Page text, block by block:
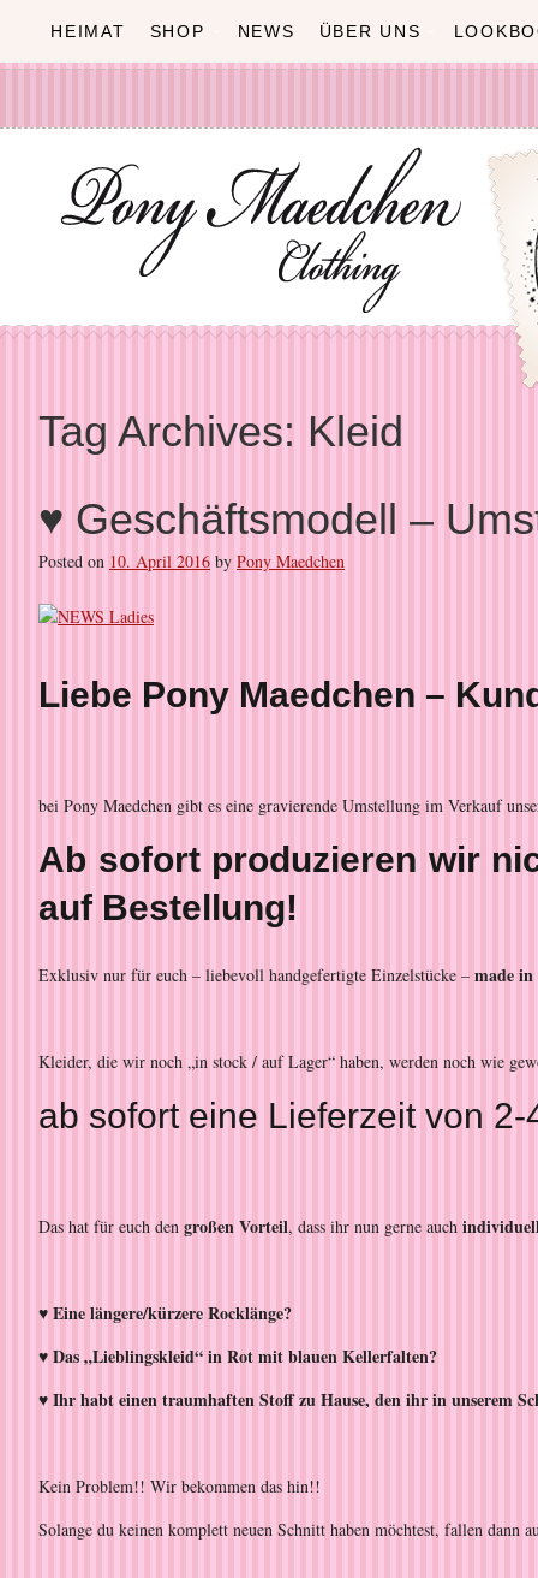
HEIMAT SHOP NEWS ÜBER UNS
Tag Archives: Kleid
♥ Geschäftsmodell –
Posted on 10. April 2016 by Pony Maedchen
Liebe Pony Maedchen –
bei Pony Maedchen gibt es eine gravierende Umstellung im Verkauf
Ab sofort produzieren wir
auf Bestellung!
Exklusiv nur für euch – liebevoll handgefertigte Einzelstücke – made
Kleider, die wir noch „in stock / auf Lager“ haben, werden noch wie
ab sofort eine Lieferzeit von
Das hat für euch den großen Vorteil, dass ihr nun gerne auch
♥ Eine längere/kürzere Rocklänge?
♥ Das „Lieblingskleid“ in Rot mit blauen Kellerfalten?
♥ Ihr habt einen traumhaften Stoff zu Hause, den ihr in unserem
Kein Problem!! Wir bekommen das hin!!
Solange du keinen komplett neuen Schnitt haben möchtest, fallen dann